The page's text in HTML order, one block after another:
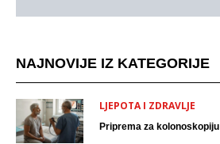
NAJNOVIJE IZ KATEGORIJE
LJEPOTA I ZDRAVLJE
Priprema za kolonoskopiju